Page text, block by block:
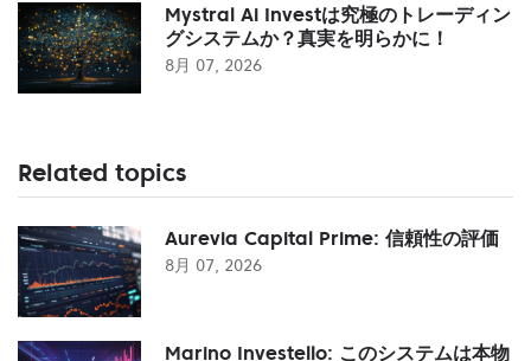
Mystral Ai Investは究極のトレーディン
グシステムか？真実を明らかに！
8月 07, 2026
Related topics
Aurevia Capital Prime: 信頼性の評価
8月 07, 2026
Marino Investello: このシステムは本物